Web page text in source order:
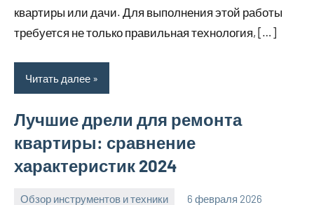
квартиры или дачи. Для выполнения этой работы
требуется не только правильная технология, […]
Читать далее
Лучшие дрели для ремонта
квартиры: сравнение
характеристик 2024
Обзор инструментов и техники 6 февраля 2026